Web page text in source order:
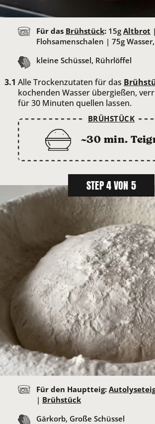
Für das Brühstück: 15g Altbrot |
Flohsamenschalen | 75g
kleine Schüssel, Rührlöffel
Alle Trockenzutaten für das
kochenden Wasser übergießen,
für 30 Minuten quellen lassen.
BRÜHSTÜCK
~30 min.
STEP 4 VON 5
Für den Hauptteig:
| Brühstück
Gärkorb, Große Schüssel